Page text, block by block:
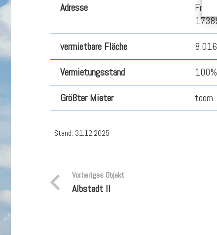
Adresse
vermietbare Fläche
Vermietungsstand
100%
Größter Mieter
toom
Stand: 31.12.2025
Vorheriges Objekt
Albstadt II